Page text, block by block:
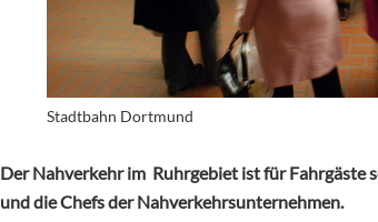
Stadtbahn Dortmund
Der Nahverkehr im Ruhrgebiet ist für Fahrgäste
und die Chefs der Nahverkehrsunternehmen.